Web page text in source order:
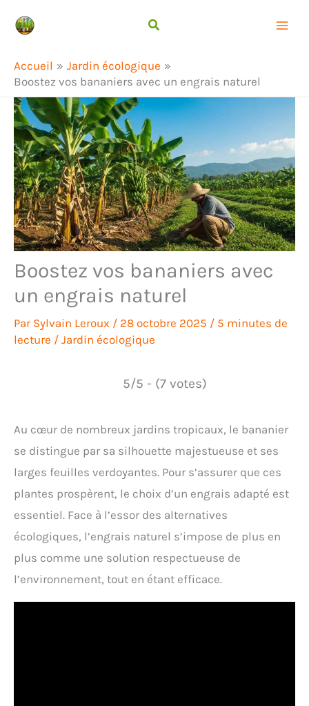
Accueil
Jardin écologique
Boostez vos bananiers avec un engrais naturel
Boostez vos bananiers avec
un engrais naturel
Par Sylvain Leroux / 28 octobre 2025 / 5 minutes de
lecture / Jardin écologique
5/5 - (7 votes)
Au cœur de nombreux jardins tropicaux, le bananier
se distingue par sa silhouette majestueuse et ses
larges feuilles verdoyantes. Pour s’assurer que ces
plantes prospèrent, le choix d’un engrais adapté est
essentiel. Face à l’essor des alternatives
écologiques, l’engrais naturel s’impose de plus en
plus comme une solution respectueuse de
l’environnement, tout en étant efficace.